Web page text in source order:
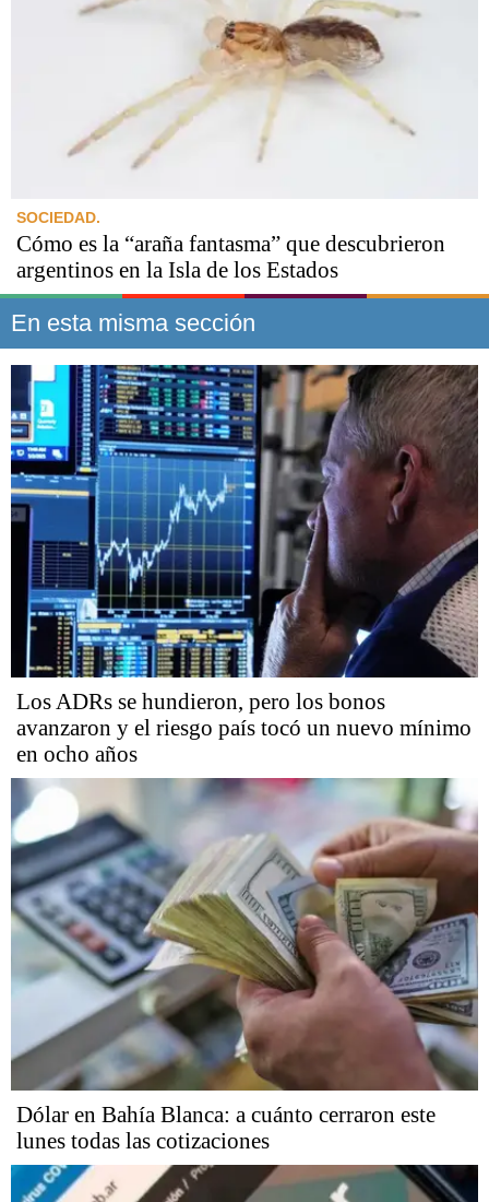
SOCIEDAD.
Cómo es la “araña fantasma” que descubrieron
argentinos en la Isla de los Estados
En esta misma sección
Los ADRs se hundieron, pero los bonos
avanzaron y el riesgo país tocó un nuevo mínimo
en ocho años
Dólar en Bahía Blanca: a cuánto cerraron este
lunes todas las cotizaciones